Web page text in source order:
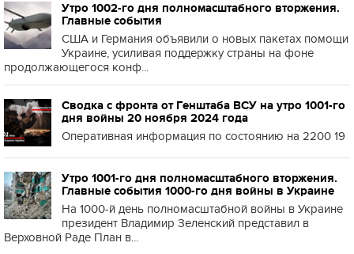
Утро 1002-го дня полномасштабного вторжения.
Главные события
США и Германия объявили о новых пакетах помощи
Украине, усиливая поддержку страны на фоне
продолжающегося конф...
Сводка с фронта от Генштаба ВСУ на утро 1001-го
дня войны 20 ноября 2024 года
Оперативная информация по состоянию на 2200 19
Утро 1001-го дня полномасштабного вторжения.
Главные события 1000-го дня войны в Украине
На 1000-й день полномасштабной войны в Украине
президент Владимир Зеленский представил в
Верховной Раде План в...